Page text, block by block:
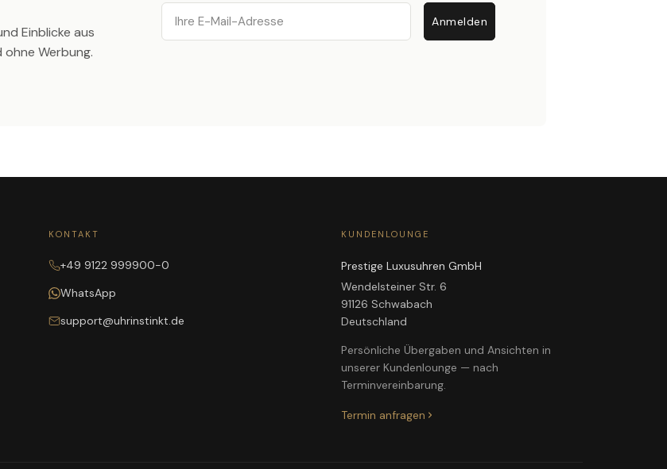
Einblicke aus
Werbung.
Email
Anmelden
KONTAKT
+49 9122 999900-0
WhatsApp
support@uhrinstinkt.de
KUNDENLOUNGE
Prestige Luxusuhren GmbH
Wendelsteiner Str. 6
91126 Schwabach
Deutschland
Persönliche Übergaben und Ansichten in
unserer Kundenlounge — nach
Terminvereinbarung.
Termin anfragen